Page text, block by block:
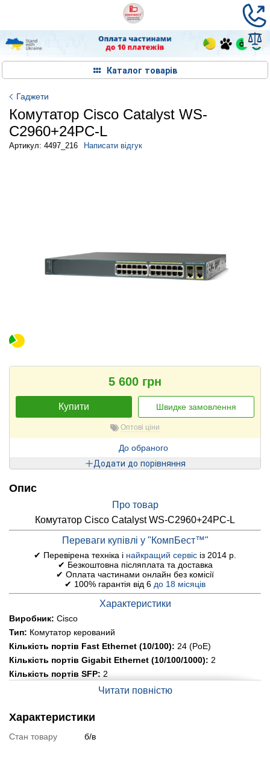
Каталог товарів
Гаджети
Комутатор Cisco Catalyst WS-
C2960+24PC-L
Артикул: 4497_216 Написати відгук
5 600 грн
Купити Швидке замовлення
Оптові ціни
До обраного
Додати до порівняння
Опис
Про товар
Комутатор Cisco Catalyst WS-C2960+24PC-L
Переваги купівлі у "КомпБест™"
✔ Перевірена техніка і найкращий сервіс із 2014 р.
✔ Безкоштовна післяплата та доставка
✔ Оплата частинами онлайн без комісії
✔ 100% гарантія від 6 до 18 місяців
Характеристики
Виробник: Cisco
Тип: Комутатор керований
Кількість портів Fast Ethernet (10/100): 24 (PoE)
Кількість портів Gigabit Ethernet (10/100/1000): 2
Кількість портів SFP: 2
1x RJ-45 management
Можливість монтажу у стійку:
Живлення: AC 110-220 В, 50-60 Гц
Читати повністю
Характеристики
Стан товару б/в